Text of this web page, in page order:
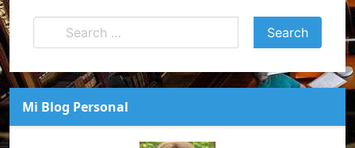
Mi Blog Personal